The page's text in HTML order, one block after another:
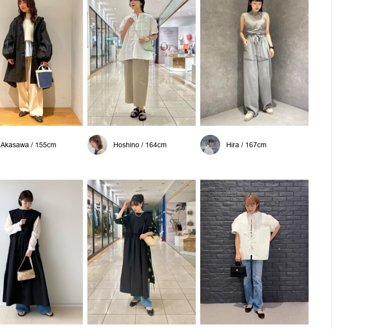
Akasawa / 155cm Hoshino / 164cm Hira / 167cm